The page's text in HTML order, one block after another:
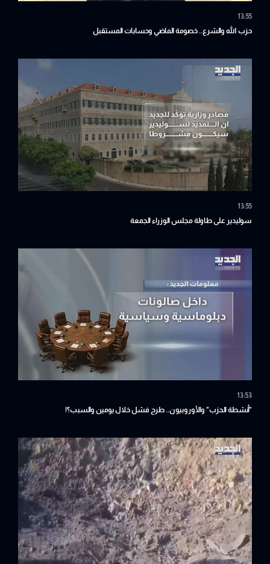
13:55
حزب الله والشرع.. خصومة الماضي وحسابات المستقبل
13:55
سوليدير على طاولة مجلس الوزراء الجمعة
13:53
"أنشطة الحزب" والأوروبيون.. طرح فشل خلال يومين والسبب؟!